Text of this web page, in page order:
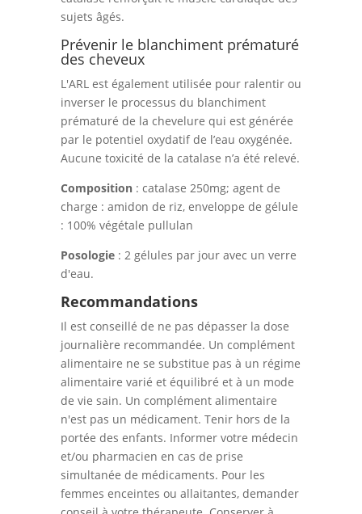
sujets âgés.
Prévenir le blanchiment prématuré
des cheveux
L'ARL est également utilisée pour ralentir ou
inverser le processus du blanchiment
prématuré de la chevelure qui est générée
par le potentiel oxydatif de l’eau oxygénée.
Aucune toxicité de la catalase n’a été relevé.
Composition: catalase 250mg; agent de
charge : amidon de riz, enveloppe de gélule
: 100% végétale pullulan
Posologie: 2 gélules par jour avec un verre
d'eau.
Recommandations
Il est conseillé de ne pas dépasser la dose
journalière recommandée​​​. Un complément
alimentaire ne se substitue pas à un régime
alimentaire varié et équilibré et à un mode
de vie sain. Un complément alimentaire
n'est pas un médicament. Tenir hors de la
portée des enfants. Informer votre médecin
et/ou pharmacien en cas de prise
simultanée de médicaments. Pour les
femmes enceintes ou allaitantes, demander